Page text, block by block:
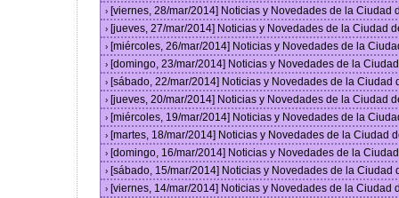
› [viernes, 28/mar/2014] Noticias y Novedades de la Ciudad
› [jueves, 27/mar/2014] Noticias y Novedades de la Ciudad
› [miércoles, 26/mar/2014] Noticias y Novedades de la
› [domingo, 23/mar/2014] Noticias y Novedades de la
› [sábado, 22/mar/2014] Noticias y Novedades de la Ciudad
› [jueves, 20/mar/2014] Noticias y Novedades de la Ciudad
› [miércoles, 19/mar/2014] Noticias y Novedades de la
› [martes, 18/mar/2014] Noticias y Novedades de la Ciudad
› [domingo, 16/mar/2014] Noticias y Novedades de la
› [sábado, 15/mar/2014] Noticias y Novedades de la Ciudad
› [viernes, 14/mar/2014] Noticias y Novedades de la Ciudad